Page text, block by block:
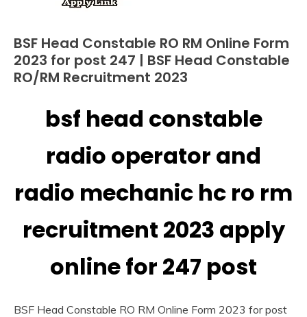
10th
Pass
12th
Pass
Admission
Apply
Online
Job
Central
BSF Head Constable RO RM Online Form
2023 for post 247 | BSF Head Constable
RO/RM Recruitment 2023
bsf head constable
radio operator and
radio mechanic hc ro rm
recruitment 2023 apply
online for 247 post
BSF Head Constable RO RM Online Form 2023 for post